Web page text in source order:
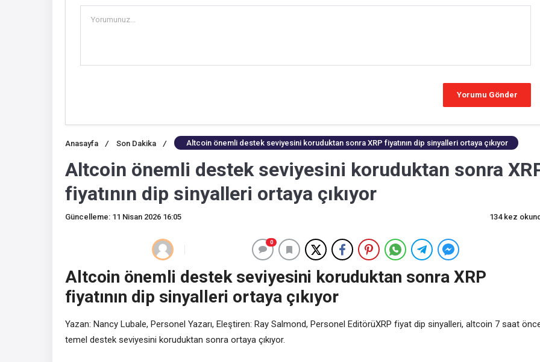
Anasayfa / Son Dakika / Altcoin önemli destek seviyesini koruduktan sonra XRP fiyatının dip sinyalleri ortaya çıkıyor
Altcoin önemli destek seviyesini koruduktan sonra
fiyatının dip sinyalleri ortaya çıkıyor
Güncelleme: 11 Nisan 2026 16:05 134 kez
0
Altcoin önemli destek seviyesini koruduktan sonra XRP
fiyatının dip sinyalleri ortaya çıkıyor
Yazan: Nancy Lubale, Personel Yazarı, Eleştiren: Ray Salmond, Personel EditörüXRP fiyat dip sinyalleri, altcoin 7 saat
temel destek seviyesini koruduktan sonra ortaya çıkıyor.